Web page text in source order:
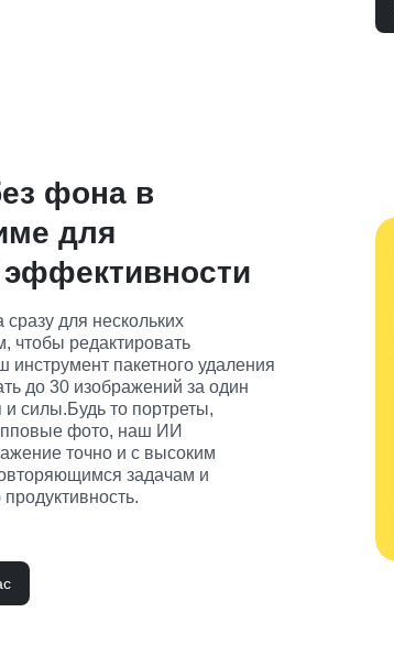
фона в
для
для нескольких
чтобы редактировать
пакетного удаления
до 30 изображений за один
силы.Будь то портреты,
фото, наш ИИ
точно и с высоким
задачам и